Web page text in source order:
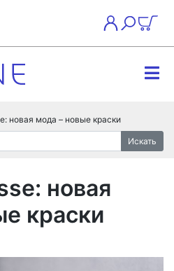
новая мода – новые краски
Искать
новая
краски